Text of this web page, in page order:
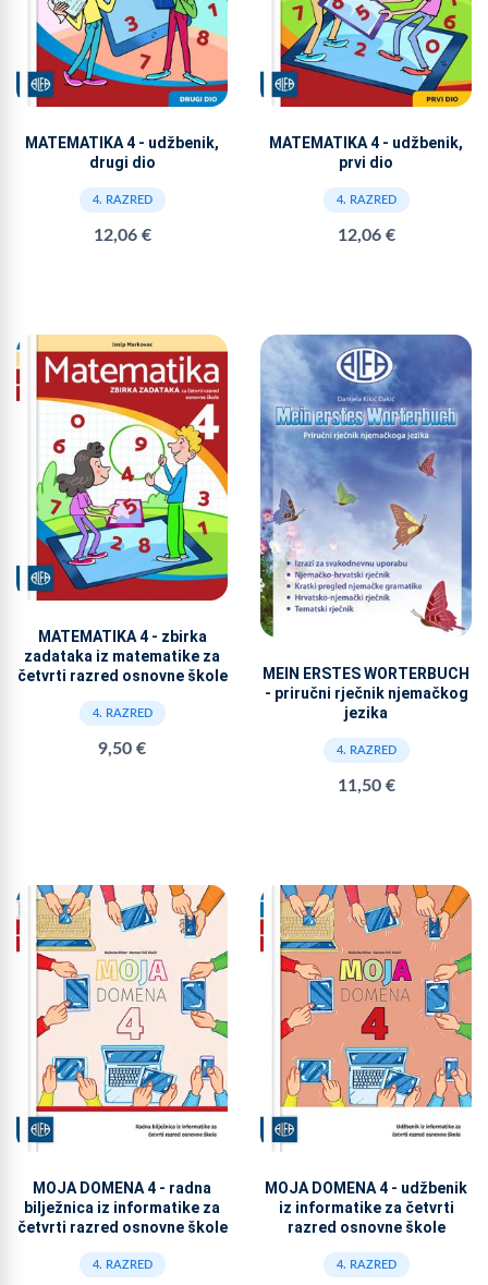
MATEMATIKA 4 - udžbenik,
drugi dio
4. RAZRED
12,06 €
MATEMATIKA 4 - udžbenik,
prvi dio
4. RAZRED
12,06 €
MATEMATIKA 4 - zbirka
zadataka iz matematike za
četvrti razred osnovne škole
4. RAZRED
9,50 €
MEIN ERSTES WORTERBUCH
- priručni rječnik njemačkog
jezika
4. RAZRED
11,50 €
MOJA DOMENA 4 - radna
bilježnica iz informatike za
četvrti razred osnovne škole
4. RAZRED
MOJA DOMENA 4 - udžbenik
iz informatike za četvrti
razred osnovne škole
4. RAZRED